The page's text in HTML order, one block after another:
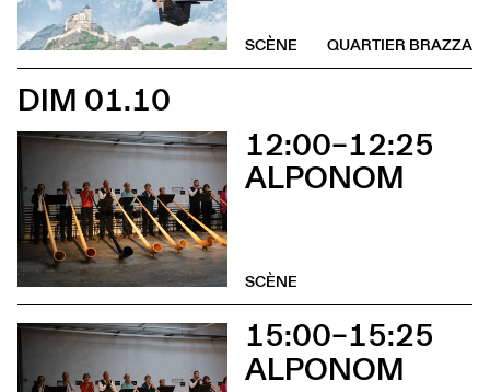
QUARTIER BRAZZA
SCÈNE
DIM 01.10
12:00–12:25
ALPONOM
SCÈNE
15:00–15:25
ALPONOM